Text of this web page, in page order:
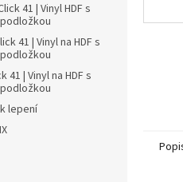
41 | Vinyl HDF s
41 | Vinyl na HDF s
41 | Vinyl na HDF s
lepení